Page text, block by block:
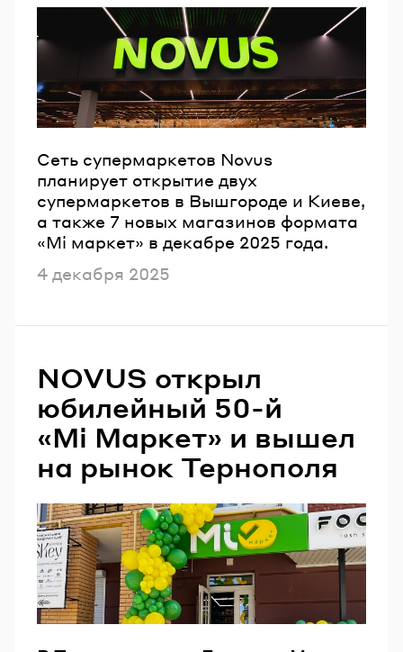
Сеть супермаркетов Novus
планирует открытие двух
супермаркетов в Вышгороде и Киеве,
а также 7 новых магазинов формата
«Мі маркет» в декабре 2025 года.
Опубликовано
4 декабря 2025
NOVUS открыл
юбилейный 50-й
«Мі Маркет» и вышел
на рынок Тернополя
Email
Пароль
Забыли пароль?
ВОЙТИ